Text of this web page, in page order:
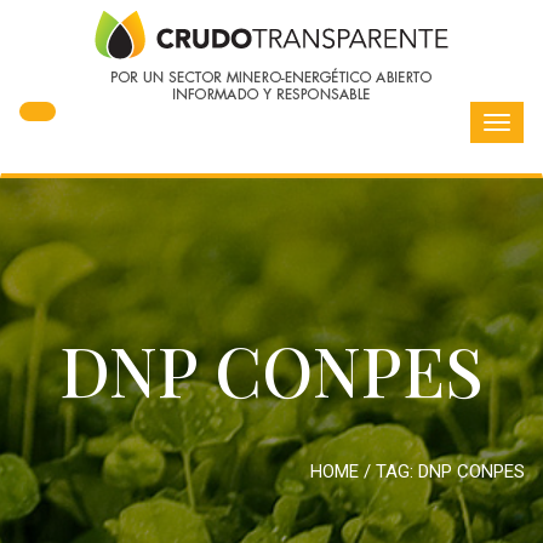
DNP CONPES
HOME / TAG: DNP CONPES